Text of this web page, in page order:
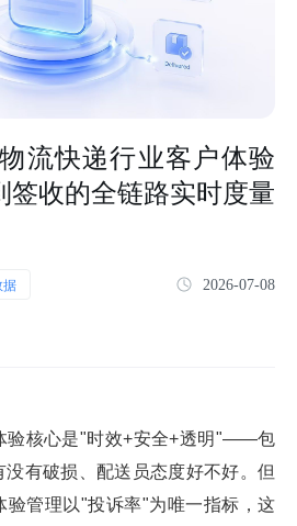
流快递行业客户体验
签收的全链路实时度量
据 2026-07-08
验核心是"时效+安全+透明"——包
有破损、配送员态度好不好。但
验管理以"投诉率"为唯一指标，这